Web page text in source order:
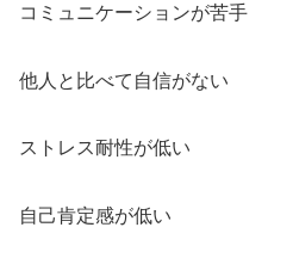
コミュニケーションが苦手
他人と比べて自信がない
ストレス耐性が低い
自己肯定感が低い